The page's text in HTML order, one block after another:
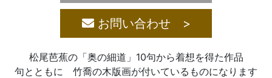
お問い合わせ >
松尾芭蕉の「奥の細道」10句から着想を得た作品
句とともに 竹喬の木版画が付いているものになります